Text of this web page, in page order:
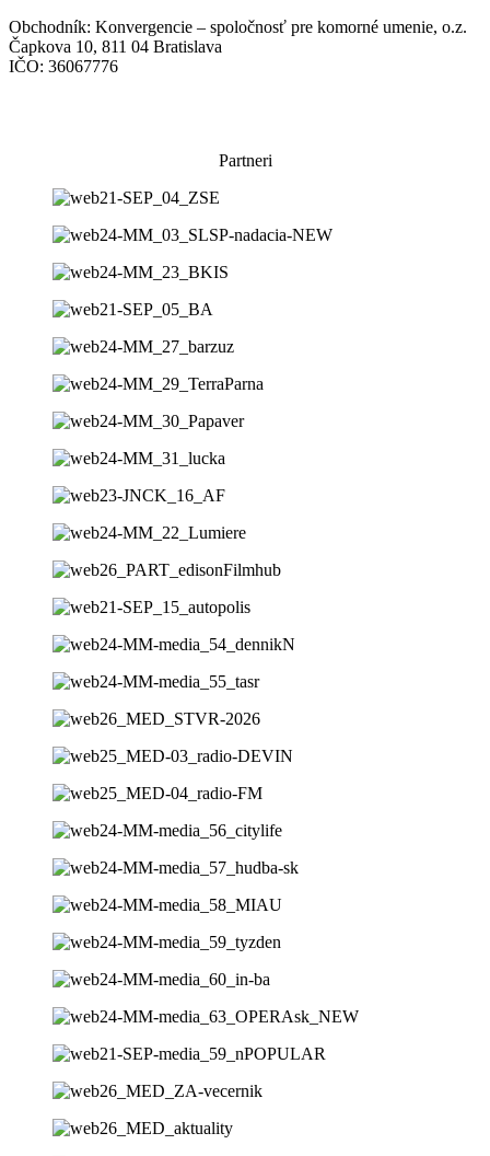
Obchodník: Konvergencie – spoločnosť pre komorné umenie, o.z.
Čapkova 10, 811 04 Bratislava
IČO: 36067776
Partneri